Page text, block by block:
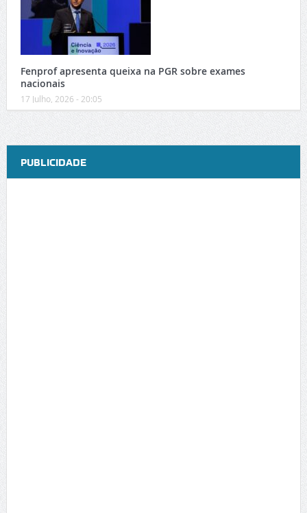
Fenprof apresenta queixa na PGR sobre exames
nacionais
17 Julho, 2026 - 20:05
PUBLICIDADE